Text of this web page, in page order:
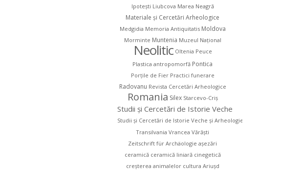
Ipotești Liubcova Marea Neagră
Materiale şi Cercetări Arheologice
Medgidia Memoria Antiquitatis Moldova
Morminte Muntenia Muzeul Naţional
Neolitic Oltenia Peuce
Plastica antropomorfă Pontica
Porțile de Fier Practici funerare
Radovanu Revista Cercetări Arheologice
Romania Silex Starcevo-Criş
Studii şi Cercetări de Istorie Veche
Studii și Cercetări de Istorie Veche și Arheologie
Transilvania Vrancea Vărăşti
Zeitschrift für Archäologie așezări
ceramică ceramică liniară cinegetică
creşterea animalelor cultura Ariușd